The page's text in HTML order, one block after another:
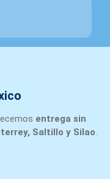
entrega sin
Saltillo y Silao